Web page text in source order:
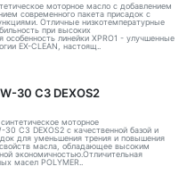
моторное масло с добавлением
современного пакета присадок с
Отличные низкотемпературные
при высоких
особенность линейки XPRO1 - улучшенные
EX-CLEAN, настоящ..
30 C3 DEXOS2
моторное
30 C3 DEXOS2 с качественной базой и
для уменьшения трения и повышения
масла, обладающее высоким
экономичностью.Отличительная
масел POLYMER..